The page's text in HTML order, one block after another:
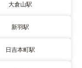
大倉山駅
新羽駅
日吉本町駅